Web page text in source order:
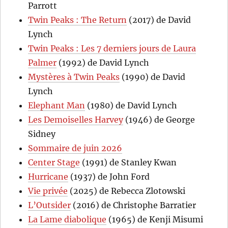
Parrott
Twin Peaks : The Return (2017) de David
Lynch
Twin Peaks : Les 7 derniers jours de Laura
Palmer (1992) de David Lynch
Mystères à Twin Peaks (1990) de David
Lynch
Elephant Man (1980) de David Lynch
Les Demoiselles Harvey(1946) de George
Sidney
Sommaire de juin 2026
Center Stage (1991) de Stanley Kwan
Hurricane (1937) de John Ford
Vie privée (2025) de Rebecca Zlotowski
L’Outsider (2016) de Christophe Barratier
La Lame diabolique (1965) de Kenji Misumi